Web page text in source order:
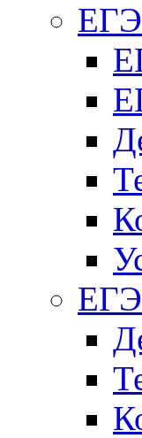
ЕГЭ
ЕГЭ